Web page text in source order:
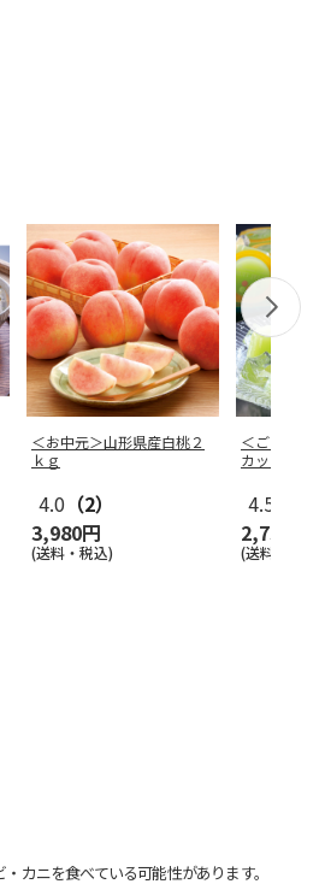
＜お中元＞山形県産白桃２
ｋｇ
4.0 （2）
3,980円
(送料・税込)
＜ご自宅用
カットひと
4.5
2,730円
(送料・税込)
カニを食べている可能性があります。